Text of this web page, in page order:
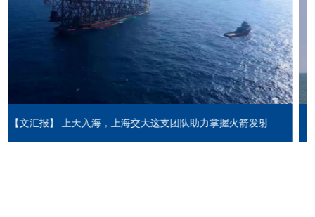
【光明日报】如何助力国之重器“上天入海”，上海交大这支团队掌握“核心密码”